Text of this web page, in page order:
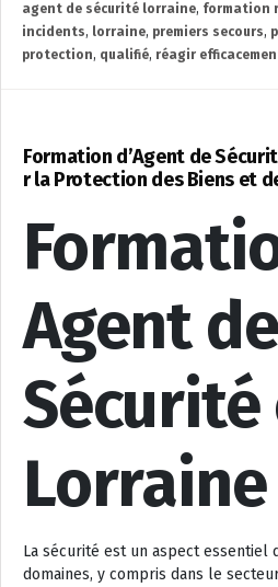
agent de sécurité lorraine, formation
incidents, lorraine, premiers secours,
protection, qualifié, réagir
Formation d’Agent de
r la Protection des Biens et
Agent de
Sécurité
Lorraine
La sécurité est un aspect essentiel
domaines, y compris dans le